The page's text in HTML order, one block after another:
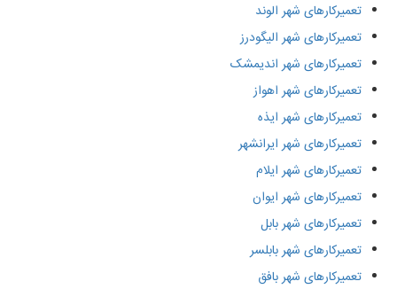
تعمیرکارهای شهر الوند
تعمیرکارهای شهر الیگودرز
تعمیرکارهای شهر اندیمشک
تعمیرکارهای شهر اهواز
تعمیرکارهای شهر ایذه
تعمیرکارهای شهر ایرانشهر
تعمیرکارهای شهر ایلام
تعمیرکارهای شهر ایوان
تعمیرکارهای شهر بابل
تعمیرکارهای شهر بابلسر
تعمیرکارهای شهر بافق